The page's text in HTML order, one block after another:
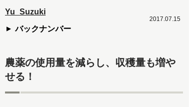
Yu_Suzuki
バックナンバー
2017.07.15
農薬の使用量を減らし、収穫量も増や
せる！